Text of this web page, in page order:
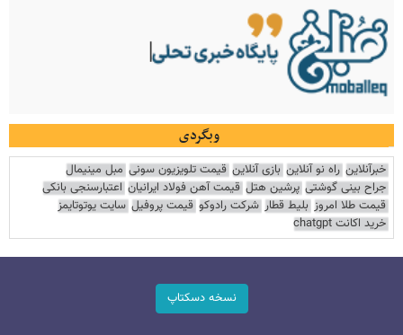
وبگردی
خبرآنلاین راه نو آنلاین بازی آنلاین قیمت تلویزیون سونی مبل مینیمال
جراح بینی گوشتی پرشین هتل قیمت آهن فولاد ایرانیان اعتبارسنجی بانکی
قیمت طلا امروز بلیط قطار شرکت رادوکو قیمت پروفیل سایت یوتوتایمز
خرید اکانت chatgpt
نسخه دسکتاپ